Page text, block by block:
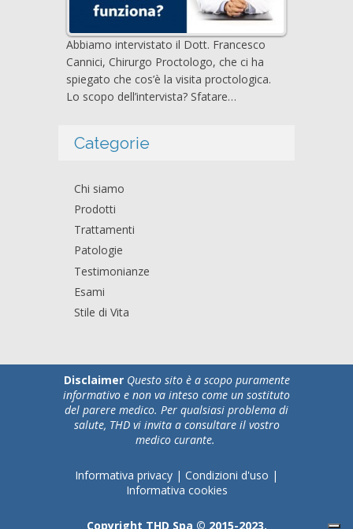
Abbiamo intervistato il Dott. Francesco
Cannici, Chirurgo Proctologo, che ci ha
spiegato che cos’è la visita proctologica.
Lo scopo dell’intervista? Sfatare…
Categorie
Chi siamo
Prodotti
Trattamenti
Patologie
Testimonianze
Esami
Stile di Vita
Disclaimer Questo sito è a scopo puramente
informativo e non va inteso come un sostituto
del parere medico. Per qualsiasi problema di
salute, THD vi invita a consultare il vostro
medico curante.
Informativa privacy | Condizioni d'uso |
Informativa cookies
Copyright THD Spa © 2015-2023.